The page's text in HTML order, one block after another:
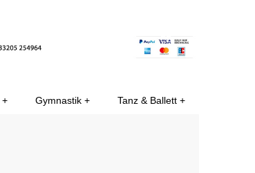
EE
Gymnastik Tanz & Ballett